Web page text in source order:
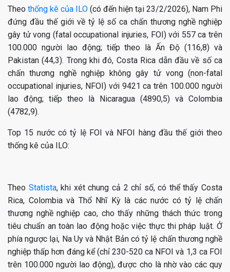
Theo thống kê của ​​ILO (có đến hiện tại 23/2/2026), Nam Phi
đứng đầu thế giới về tỷ lệ số ca chấn thương nghề nghiệp
gây tử vong (fatal occupational injuries, FOI) với 557 ca trên
100.000 người lao động; tiếp theo là Ấn Độ (116,8) và
Pakistan (44,3). Trong khi đó, Costa Rica dẫn đầu về số ca
chấn thương nghề nghiệp không gây tử vong (non-fatal
occupational injuries, NFOI) với 9421 ca trên 100.000 người
lao động; tiếp theo là Nicaragua (4890,5) và Colombia
(4782,9).
Top 15 nước có tỷ lệ FOI và NFOI hàng đầu thế giới theo
thống kê của ILO:
Theo Statista, khi xét chung cả 2 chỉ số, có thể thấy Costa
Rica, Colombia và Thổ Nhĩ Kỳ là các nước có tỷ lệ chấn
thương nghề nghiệp cao, cho thấy những thách thức trong
tiêu chuẩn an toàn lao động hoặc việc thực thi pháp luật. Ở
phía ngược lại, Na Uy và Nhật Bản có tỷ lệ chấn thương nghề
nghiệp thấp hơn đáng kể (chỉ 230-520 ca NFOI và 1,3 ca FOI
trên 100.000 người lao động), được cho là nhờ vào các quy